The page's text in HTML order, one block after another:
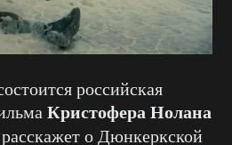
российская
Кристофера Нолана
о Дюнкеркской